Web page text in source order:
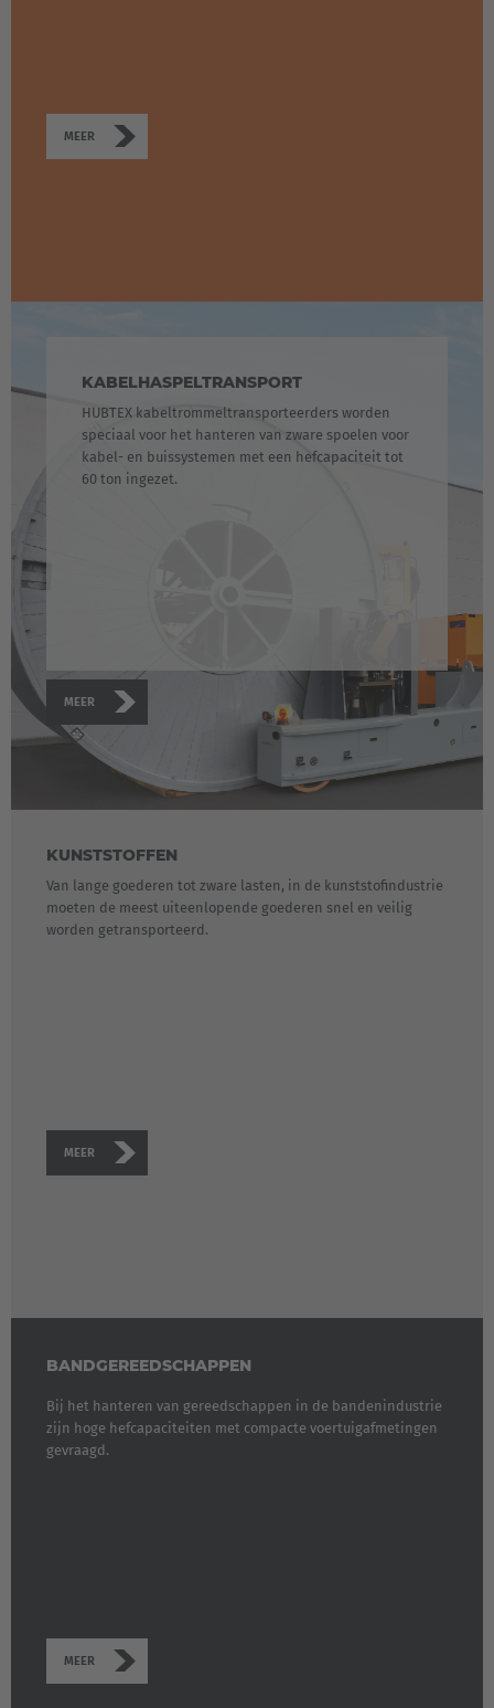
MEER
KABELHASPELTRANSPORT
HUBTEX kabeltrommeltransporteerders worden
speciaal voor het hanteren van zware spoelen voor
kabel- en buissystemen met een hefcapaciteit tot
60 ton ingezet.
MEER
KUNSTSTOFFEN
Van lange goederen tot zware lasten, in de kunststofindustrie
moeten de meest uiteenlopende goederen snel en veilig
worden getransporteerd.
MEER
BANDGEREEDSCHAPPEN
Bij het hanteren van gereedschappen in de bandenindustrie
zijn hoge hefcapaciteiten met compacte voertuigafmetingen
gevraagd.
MEER